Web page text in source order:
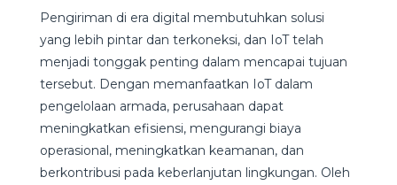
Pengiriman di era digital membutuhkan solusi
yang lebih pintar dan terkoneksi, dan IoT telah
menjadi tonggak penting dalam mencapai tujuan
tersebut. Dengan memanfaatkan IoT dalam
pengelolaan armada, perusahaan dapat
meningkatkan efisiensi, mengurangi biaya
operasional, meningkatkan keamanan, dan
berkontribusi pada keberlanjutan lingkungan. Oleh